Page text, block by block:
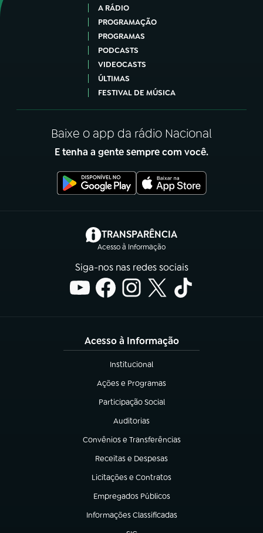
A RÁDIO
PROGRAMAÇÃO
PROGRAMAS
PODCASTS
VIDEOCASTS
ÚLTIMAS
FESTIVAL DE MÚSICA
Baixe o app da rádio Nacional
E tenha a gente sempre com você.
TRANSPARÊNCIA
Acesso à Informação
(abre em nova aba)
Siga-nos nas redes sociais
Acesso à Informação
Institucional
(abre em nova aba)
Ações e Programas
(abre em nova aba)
Participação Social
(abre em nova aba)
Auditorias
(abre em nova aba)
Convênios e Transferências
(abre em nova aba)
Receitas e Despesas
(abre em nova aba)
Licitações e Contratos
(abre em nova aba)
Empregados Públicos
(abre em nova aba)
Informações Classificadas
(abre em nova aba)